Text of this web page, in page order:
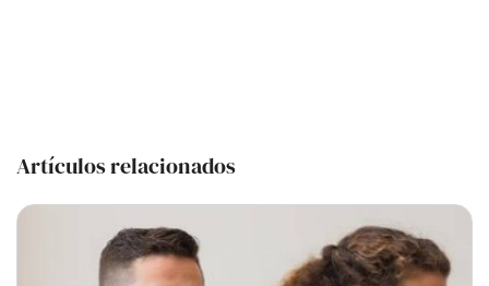
Artículos relacionados